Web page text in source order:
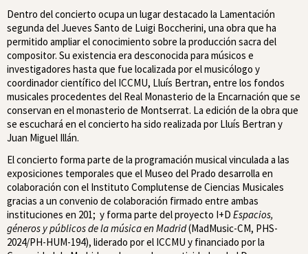
Dentro del concierto ocupa un lugar destacado la Lamentación
segunda del Jueves Santo de Luigi Boccherini, una obra que ha
permitido ampliar el conocimiento sobre la producción sacra del
compositor. Su existencia era desconocida para músicos e
investigadores hasta que fue localizada por el musicólogo y
coordinador científico del ICCMU, Lluís Bertran, entre los fondos
musicales procedentes del Real Monasterio de la Encarnación que se
conservan en el monasterio de Montserrat. La edición de la obra que
se escuchará en el concierto ha sido realizada por Lluís Bertran y
Juan Miguel Illán.
El concierto forma parte de la programación musical vinculada a las
exposiciones temporales que el Museo del Prado desarrolla en
colaboración con el Instituto Complutense de Ciencias Musicales
gracias a un convenio de colaboración firmado entre ambas
instituciones en 201; y forma parte del proyecto I+D Espacios,
géneros y públicos de la música en Madrid(MadMusic-CM, PHS-
2024/PH-HUM-194), liderado por el ICCMU y financiado por la